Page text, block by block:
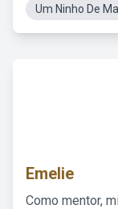
Um Ninho De
Emelie
Como mentor,